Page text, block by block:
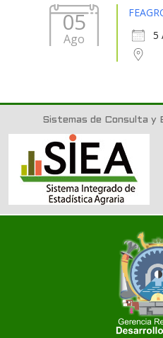
05
Ago
5
Sistemas de Consulta y